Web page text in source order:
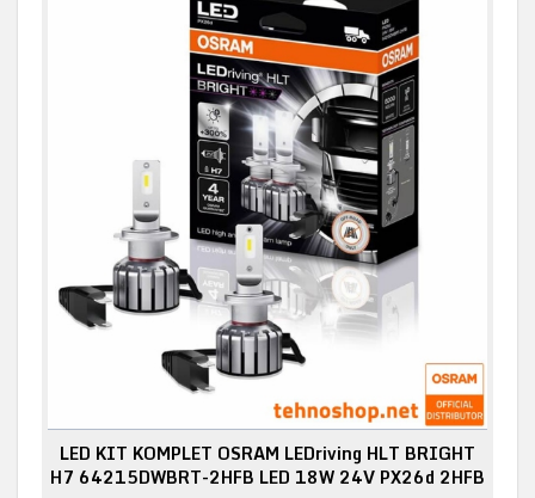
LED KIT KOMPLET OSRAM LEDriving HLT BRIGHT
H7 64215DWBRT-2HFB LED 18W 24V PX26d 2HFB